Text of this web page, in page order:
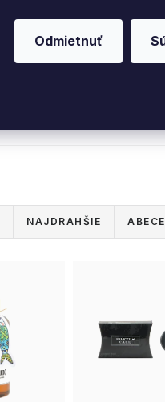
Odmietnuť
NAJDRAHŠIE